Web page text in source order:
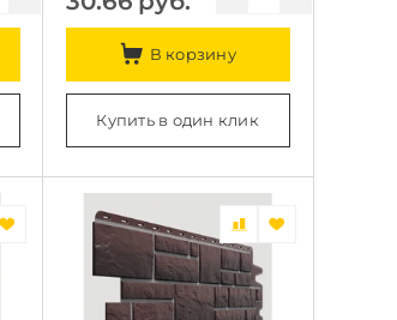
В корзину
Купить в один клик